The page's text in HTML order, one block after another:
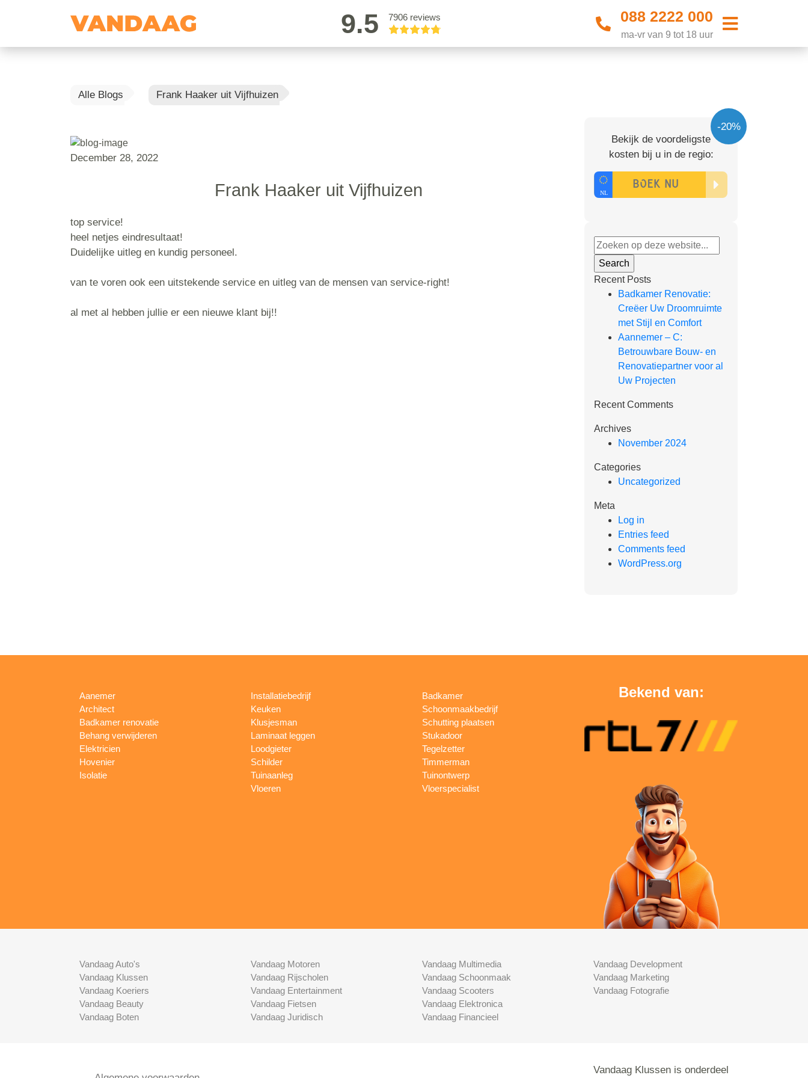
9.5 7906 reviews 088 2222 000
ma-vr van 9 tot 18 uur
Alle Blogs Frank Haaker uit Vijfhuizen
December 28, 2022
Frank Haaker uit Vijfhuizen
top service!
heel netjes eindresultaat!
Duidelijke uitleg en kundig personeel.
van te voren ook een uitstekende service en uitleg van de mensen van service-right!
al met al hebben jullie er een nieuwe klant bij!!
-20%
Bekijk de voordeligste
kosten bij u in de regio:
Recent Posts
Badkamer Renovatie:
Creëer Uw Droomruimte
met Stijl en Comfort
Aannemer – C:
Betrouwbare Bouw- en
Renovatiepartner voor al
Uw Projecten
Recent Comments
Archives
November 2024
Categories
Uncategorized
Meta
Log in
Entries feed
Comments feed
WordPress.org
Aanemer
Architect
Badkamer renovatie
Behang verwijderen
Elektricien
Hovenier
Isolatie
Installatiebedrijf
Keuken
Klusjesman
Laminaat leggen
Loodgieter
Schilder
Tuinaanleg
Vloeren
Badkamer
Schoonmaakbedrijf
Schutting plaatsen
Stukadoor
Tegelzetter
Timmerman
Tuinontwerp
Vloerspecialist
Bekend van:
Vandaag Auto's
Vandaag Klussen
Vandaag Koeriers
Vandaag Beauty
Vandaag Boten
Vandaag Motoren
Vandaag Rijscholen
Vandaag Entertainment
Vandaag Fietsen
Vandaag Juridisch
Vandaag Multimedia
Vandaag Schoonmaak
Vandaag Scooters
Vandaag Elektronica
Vandaag Financieel
Vandaag Development
Vandaag Marketing
Vandaag Fotografie
Vandaag Klussen is onderdeel